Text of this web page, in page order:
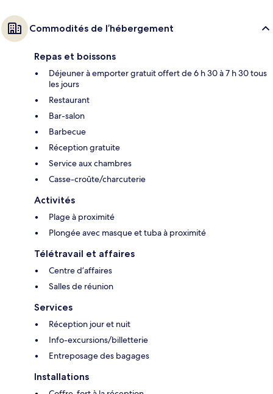
Commodités de l’hébergement
Repas et boissons
Déjeuner à emporter gratuit offert de 6 h 30 à 7 h 30 tous
les jours
Restaurant
Bar-salon
Barbecue
Réception gratuite
Service aux chambres
Casse-croûte/charcuterie
Activités
Plage à proximité
Plongée avec masque et tuba à proximité
Télétravail et affaires
Centre d’affaires
Salles de réunion
Services
Réception jour et nuit
Info-excursions/billetterie
Entreposage des bagages
Installations